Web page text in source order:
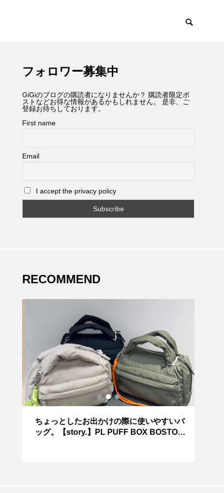
フォロワー募集中
GiGiのブログの購読者になりませんか？ 購読者限定ポ
ストなどお得な情報があるかもしれません。 是非、ご
登録お待ちしております。
First name
Email
I accept the privacy policy
RECOMMEND
ちょっとしたお出かけの際に使いやすいバ
ッグ。【story.】PL PUFF BOX BOSTON